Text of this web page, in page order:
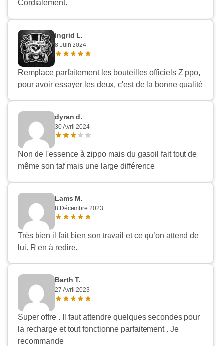
Cordialement.
Ingrid L.
8 Juin 2024
Remplace parfaitement les bouteilles officiels Zippo,
pour avoir essayer les deux, c'est de la bonne qualité
dyran d.
30 Avril 2024
Non de l'essence à zippo mais du gasoil fait tout de
même son taf mais une large différence
Lams M.
8 Décembre 2023
Très bien il fait bien son travail et ce qu’on attend de
lui. Rien à redire.
Barth T.
27 Avril 2023
Super offre . Il faut attendre quelques secondes pour
la recharge et tout fonctionne parfaitement . Je
recommande